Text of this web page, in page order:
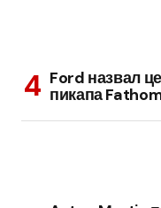
Ford назвал
пикапа